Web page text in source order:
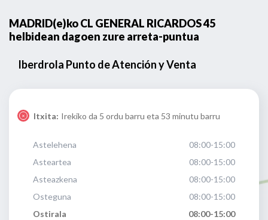
MADRID(e)ko CL GENERAL RICARDOS 45
helbidean dagoen zure arreta-puntua
Iberdrola Punto de Atención y Venta
Itxita: Irekiko da 5 ordu barru eta 53 minutu barru
Astelehena
08:00-15:00
Asteartea
08:00-15:00
Asteazkena
08:00-15:00
Osteguna
08:00-15:00
Ostirala
08:00-15:00